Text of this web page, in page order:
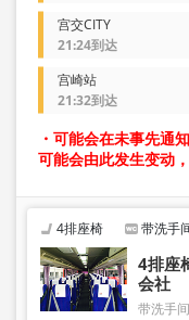
宫交CITY
21:24到达
宫崎站
21:32到达
・可能会在未事先通
可能会由此发生变动，
4排座椅 带洗手
4排座
会社
带洗手间